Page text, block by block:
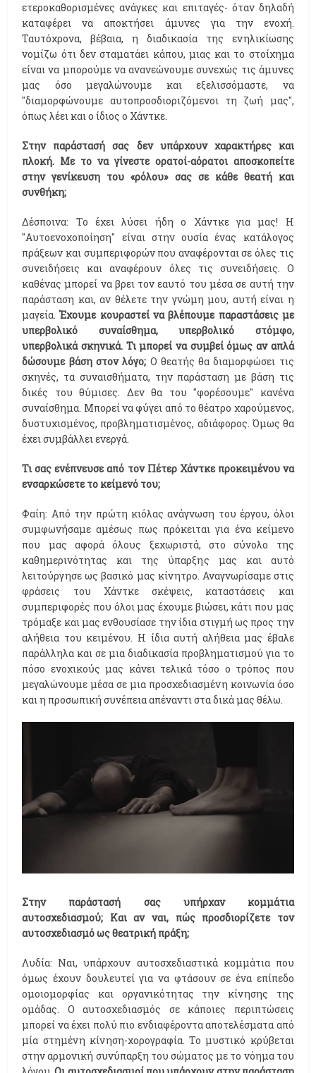
ετεροκαθορισμένες ανάγκες και επιταγές- όταν δηλαδή
καταφέρει να αποκτήσει άμυνες για την ενοχή.
Ταυτόχρονα, βέβαια, η διαδικασία της ενηλικίωσης
νομίζω ότι δεν σταματάει κάπου, μιας και το στοίχημα
είναι να μπορούμε να ανανεώνουμε συνεχώς τις άμυνες
μας όσο μεγαλώνουμε και εξελισσόμαστε, να
"διαμορφώνουμε αυτοπροσδιοριζόμενοι τη ζωή μας",
όπως λέει και ο ίδιος ο Χάντκε.
Στην παράστασή σας δεν υπάρχουν χαρακτήρες και
πλοκή. Με το να γίνεστε ορατοί-αόρατοι αποσκοπείτε
στην γενίκευση του «ρόλου» σας σε κάθε θεατή και
συνθήκη;
Δέσποινα: Το έχει λύσει ήδη ο Χάντκε για μας! Η
"Αυτοενοχοποίηση" είναι στην ουσία ένας κατάλογος
πράξεων και συμπεριφορών που αναφέρονται σε όλες τις
συνειδήσεις και αναφέρουν όλες τις συνειδήσεις. Ο
καθένας μπορεί να βρει τον εαυτό του μέσα σε αυτή την
παράσταση και, αν θέλετε την γνώμη μου, αυτή είναι η
μαγεία.Έχουμε κουραστεί να βλέπουμε παραστάσεις με
υπερβολικό συναίσθημα, υπερβολικό στόμφο,
υπερβολικά σκηνικά. Τι μπορεί να συμβεί όμως αν απλά
δώσουμε βάση στον λόγο; Ο θεατής θα διαμορφώσει τις
σκηνές, τα συναισθήματα, την παράσταση με βάση τις
δικές του θύμισες. Δεν θα του "φορέσουμε" κανένα
συναίσθημα. Μπορεί να φύγει από το θέατρο χαρούμενος,
δυστυχισμένος, προβληματισμένος, αδιάφορος. Όμως θα
έχει συμβάλλει ενεργά.
Τι σας ενέπνευσε από τον Πέτερ Χάντκε προκειμένου να
ενσαρκώσετε το κείμενό του;
Φαίη: Από την πρώτη κιόλας ανάγνωση του έργου, όλοι
συμφωνήσαμε αμέσως πως πρόκειται για ένα κείμενο
που μας αφορά όλους ξεχωριστά, στο σύνολο της
καθημερινότητας και της ύπαρξης μας και αυτό
λειτούργησε ως βασικό μας κίνητρο. Αναγνωρίσαμε στις
φράσεις του Χάντκε σκέψεις, καταστάσεις και
συμπεριφορές που όλοι μας έχουμε βιώσει, κάτι που μας
τρόμαξε και μας ενθουσίασε την ίδια στιγμή ως προς την
αλήθεια του κειμένου. Η ίδια αυτή αλήθεια μας έβαλε
παράλληλα και σε μια διαδικασία προβληματισμού για το
πόσο ενοχικούς μας κάνει τελικά τόσο ο τρόπος που
μεγαλώνουμε μέσα σε μια προσχεδιασμένη κοινωνία όσο
και η προσωπική συνέπεια απέναντι στα δικά μας θέλω.
Στην παράστασή σας υπήρχαν κομμάτια
αυτοσχεδιασμού; Και αν ναι, πώς προσδιορίζετε τον
αυτοσχεδιασμό ως θεατρική πράξη;
Λυδία: Ναι, υπάρχουν αυτοσχεδιαστικά κομμάτια που
όμως έχουν δουλευτεί για να φτάσουν σε ένα επίπεδο
ομοιομορφίας και οργανικότητας την κίνησης της
ομάδας. Ο αυτοσχεδιασμός σε κάποιες περιπτώσεις
μπορεί να έχει πολύ πιο ενδιαφέροντα αποτελέσματα από
μία στημένη κίνηση-χορογραφία. Το μυστικό κρύβεται
στην αρμονική συνύπαρξη του σώματος με το νόημα του